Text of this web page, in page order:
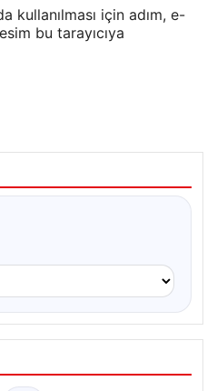
kullanılması için adım, e-
bu tarayıcıya